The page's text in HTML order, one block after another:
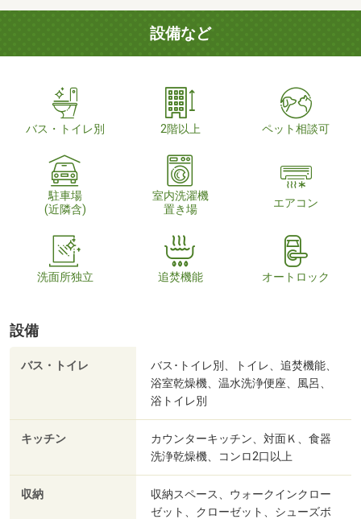
設備など
バス・トイレ別 2階以上 ペット相談可
駐車場
(近隣含)
室内洗濯機
置き場
エアコン
洗面所独立 追焚機能 オートロック
設備
バス・トイレ
バス･トイレ別、トイレ、追焚機能、
浴室乾燥機、温水洗浄便座、風呂、
浴トイレ別
キッチン
カウンターキッチン、対面Ｋ、食器
洗浄乾燥機、コンロ2口以上
収納
収納スペース、ウォークインクロー
ゼット、クローゼット、シューズボ